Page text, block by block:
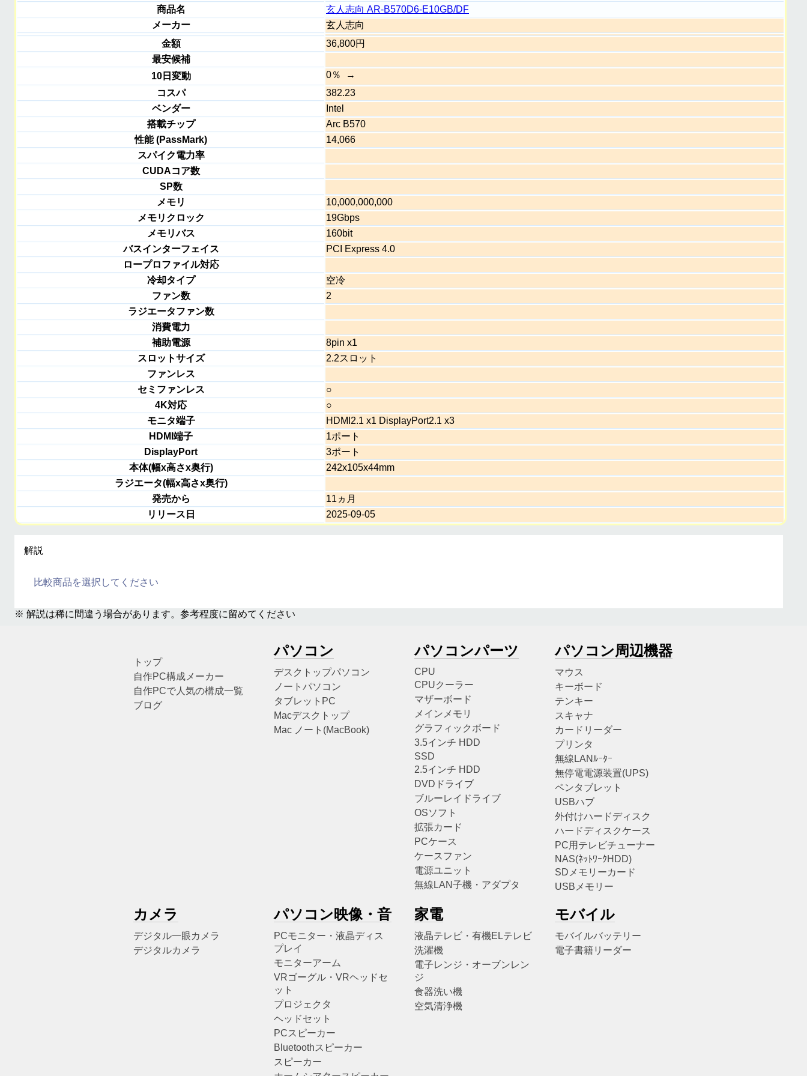
商品名
玄人志向 AR-B570D6-E10GB/DF
メーカー
玄人志向
金額
36,800円
最安候補
10日変動
0％
コスパ
382.23
ベンダー
Intel
搭載チップ
Arc B570
性能 (PassMark)
14,066
スパイク電力率
CUDAコア数
SP数
メモリ
10,000,000,000
メモリクロック
19Gbps
メモリバス
160bit
バスインターフェイス
PCI Express 4.0
ロープロファイル対応
冷却タイプ
空冷
ファン数
2
ラジエータファン数
消費電力
補助電源
8pin x1
スロットサイズ
2.2スロット
ファンレス
セミファンレス
○
4K対応
○
モニタ端子
HDMI2.1 x1 DisplayPort2.1 x3
HDMI端子
1ポート
DisplayPort
3ポート
本体(幅x高さx奥行)
242x105x44mm
ラジエータ(幅x高さx奥行)
発売から
11ヵ月
リリース日
2025-09-05
解説
比較商品を選択してください
※ 解説は稀に間違う場合があります。参考程度に留めてください
トップ
自作PC構成メーカー
自作PCで人気の構成一覧
ブログ
パソコン
デスクトップパソコン
ノートパソコン
タブレットPC
Macデスクトップ
Mac ノート(MacBook)
パソコンパーツ
CPU
CPUクーラー
マザーボード
メインメモリ
グラフィックボード
3.5インチ HDD
SSD
2.5インチ HDD
DVDドライブ
ブルーレイドライブ
OSソフト
拡張カード
PCケース
ケースファン
電源ユニット
無線LAN子機・アダプタ
パソコン周辺機器
マウス
キーボード
テンキー
スキャナ
カードリーダー
プリンタ
無線LANﾙｰﾀｰ
無停電電源装置(UPS)
ペンタブレット
USBハブ
外付けハードディスク
ハードディスクケース
PC用テレビチューナー
NAS(ﾈｯﾄﾜｰｸHDD)
SDメモリーカード
USBメモリー
カメラ
デジタル一眼カメラ
デジタルカメラ
パソコン映像・音
PCモニター・液晶ディス
プレイ
モニターアーム
VRゴーグル・VRヘッドセ
ット
プロジェクタ
ヘッドセット
PCスピーカー
Bluetoothスピーカー
スピーカー
家電
液晶テレビ・有機ELテレビ
洗濯機
電子レンジ・オーブンレン
ジ
食器洗い機
空気清浄機
モバイル
モバイルバッテリー
電子書籍リーダー